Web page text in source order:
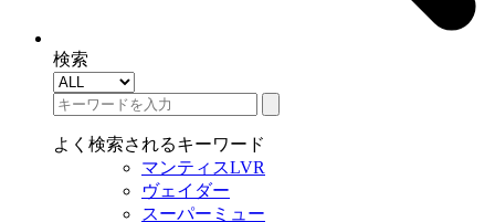
検索
よく検索されるキーワード
マンティスLVR
ヴェイダー
スーパーミュー